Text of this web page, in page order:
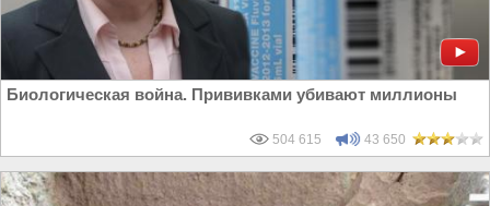
Биологическая война. Прививками убивают миллионы
504 615 43 650